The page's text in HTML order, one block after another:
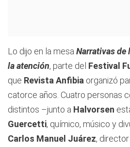
Lo dijo en la mesa Narrativas de
la atención, parte del Festival
que Revista Anfibia organizó
catorce años. Cuatro personas
distintos –junto a Halvorsen
Guercetti, químico, músico y
Carlos Manuel Juárez,